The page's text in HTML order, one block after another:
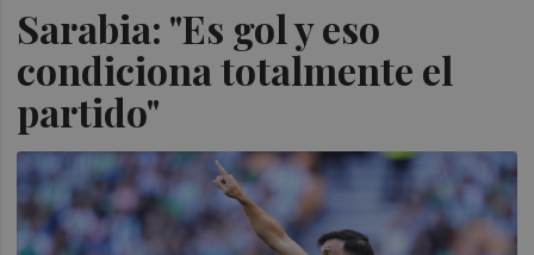
Sarabia: "Es gol y eso
condiciona totalmente el
partido"